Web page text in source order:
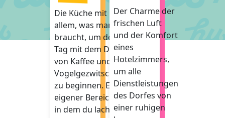
Die Küche mit
allem, was man
braucht, um den
Tag mit dem Duft
von Kaffee und
Vogelgezwitscher
zu beginnen. Ein
eigener Bereich,
in dem du lachen,
Der Charme der
frischen Luft
und der Komfort
eines
Hotelzimmers,
um alle
Dienstleistungen
des Dorfes von
einer ruhigen